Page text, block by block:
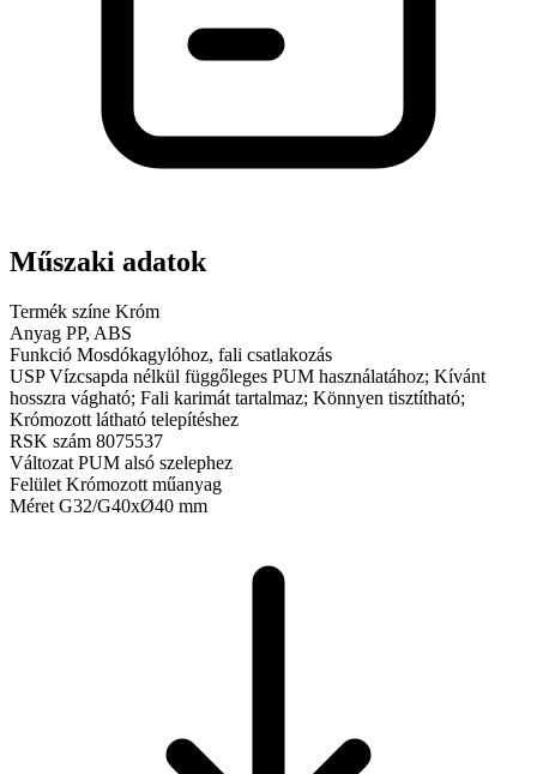
Műszaki adatok
Termék színe Króm
Anyag PP, ABS
Funkció Mosdókagylóhoz, fali csatlakozás
USP Vízcsapda nélkül függőleges PUM használatához; Kívánt
hosszra vágható; Fali karimát tartalmaz; Könnyen tisztítható;
Krómozott látható telepítéshez
RSK szám 8075537
Változat PUM alsó szelephez
Felület Krómozott műanyag
Méret G32/G40xØ40 mm